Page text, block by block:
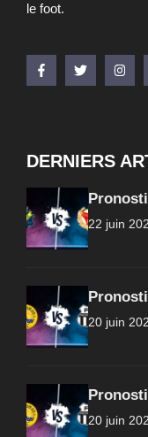
le foot.
DERNIERS
22 juin
20 juin
20 juin